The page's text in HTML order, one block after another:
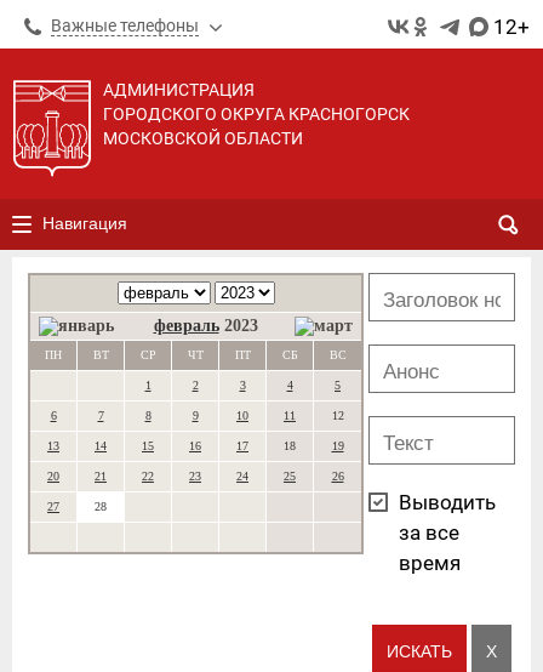
Важные телефоны 12+
АДМИНИСТРАЦИЯ
ГОРОДСКОГО ОКРУГА КРАСНОГОРСК
МОСКОВСКОЙ ОБЛАСТИ
Навигация
февраль 2023
ПН ВТ СР ЧТ ПТ СБ ВС
1 2 3 4 5
6 7 8 9 10 11 12
13 14 15 16 17 18 19
20 21 22 23 24 25 26
27 28
Выводить
за все
время